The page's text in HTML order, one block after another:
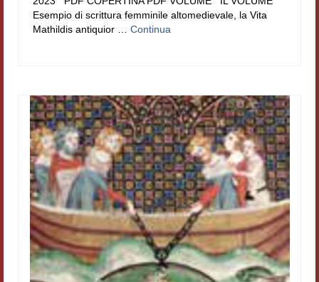
Esempio di scrittura femminile altomedievale, la Vita
Mathildis antiquior … Continua